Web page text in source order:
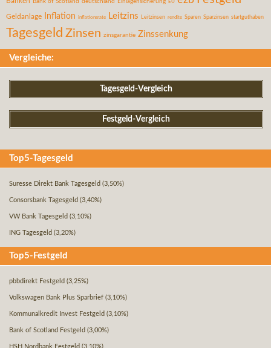
Bank of Scotland deutschland Einlagensicherung EU
Geldanlage Inflation inflationsrate Leitzins Leitzinsen rendite Sparen Sparzinsen startguthaben
Tagesgeld Zinsen zinsgarantie Zinssenkung
Vergleiche:
Tagesgeld-Vergleich
Festgeld-Vergleich
Top5-Tagesgeld
Suresse Direkt Bank Tagesgeld (3,50%)
Consorsbank Tagesgeld (3,40%)
VW Bank Tagesgeld (3,10%)
ING Tagesgeld (3,20%)
Top5-Festgeld
pbbdirekt Festgeld (3,25%)
Volkswagen Bank Plus Sparbrief (3,10%)
Kommunalkredit Invest Festgeld (3,10%)
Bank of Scotland Festgeld (3,00%)
HSH Nordbank Festgeld (3,10%)